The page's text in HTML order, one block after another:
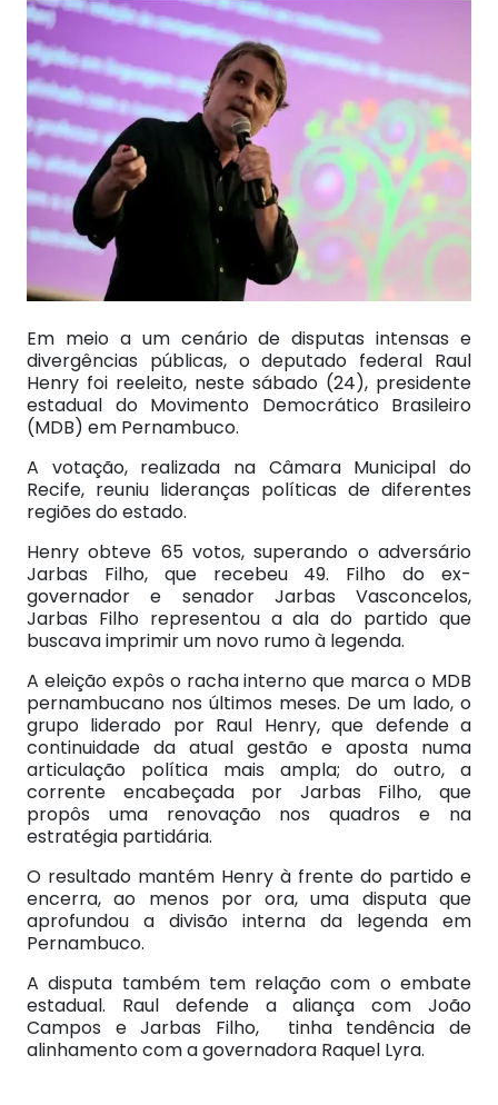
Em meio a um cenário de disputas intensas e
divergências públicas, o deputado federal Raul
Henry foi reeleito, neste sábado (24), presidente
estadual do Movimento Democrático Brasileiro
(MDB) em Pernambuco.
A votação, realizada na Câmara Municipal do
Recife, reuniu lideranças políticas de diferentes
regiões do estado.
Henry obteve 65 votos, superando o adversário
Jarbas Filho, que recebeu 49. Filho do ex-
governador e senador Jarbas Vasconcelos,
Jarbas Filho representou a ala do partido que
buscava imprimir um novo rumo à legenda.
A eleição expôs o racha interno que marca o MDB
pernambucano nos últimos meses. De um lado, o
grupo liderado por Raul Henry, que defende a
continuidade da atual gestão e aposta numa
articulação política mais ampla; do outro, a
corrente encabeçada por Jarbas Filho, que
propôs uma renovação nos quadros e na
estratégia partidária.
O resultado mantém Henry à frente do partido e
encerra, ao menos por ora, uma disputa que
aprofundou a divisão interna da legenda em
Pernambuco.
A disputa também tem relação com o embate
estadual. Raul defende a aliança com João
Campos e Jarbas Filho, tinha tendência de
alinhamento com a governadora Raquel Lyra.